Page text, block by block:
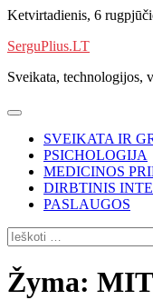
Skip
content
Ketvirtadienis, 6
SerguPlius.LT
Sveikata, technologijos,
SVEIKATA IR
PSICHOLOGIJA
MEDICINOS
DIRBTINIS
PASLAUGOS
Ieškoti:
Žyma: MIT